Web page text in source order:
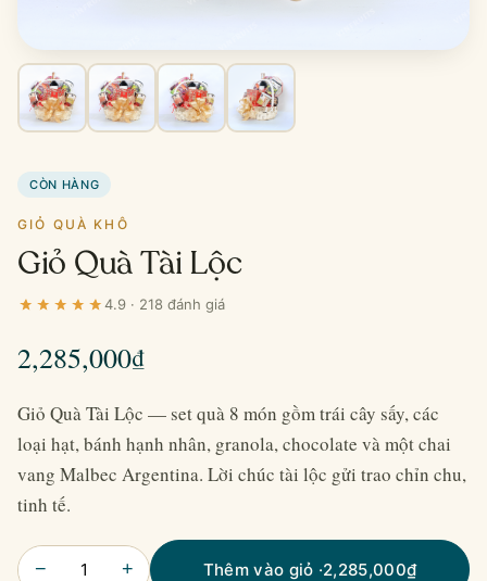
CÒN HÀNG
GIỎ QUÀ KHÔ
Giỏ Quà Tài Lộc
4.9 · 218 đánh giá
2,285,000₫
Giỏ Quà Tài Lộc — set quà 8 món gồm trái cây sấy, các
loại hạt, bánh hạnh nhân, granola, chocolate và một chai
vang Malbec Argentina. Lời chúc tài lộc gửi trao chỉn chu,
tinh tế.
− + Thêm vào giỏ ·2,285,000₫